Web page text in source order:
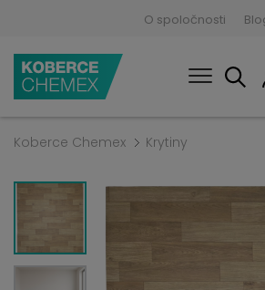
O spoločnosti
Koberce Chemex Krytiny